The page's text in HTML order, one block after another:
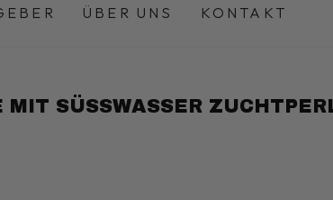
ÜBER UNS KONTAKT
MIT SÜSSWASSER